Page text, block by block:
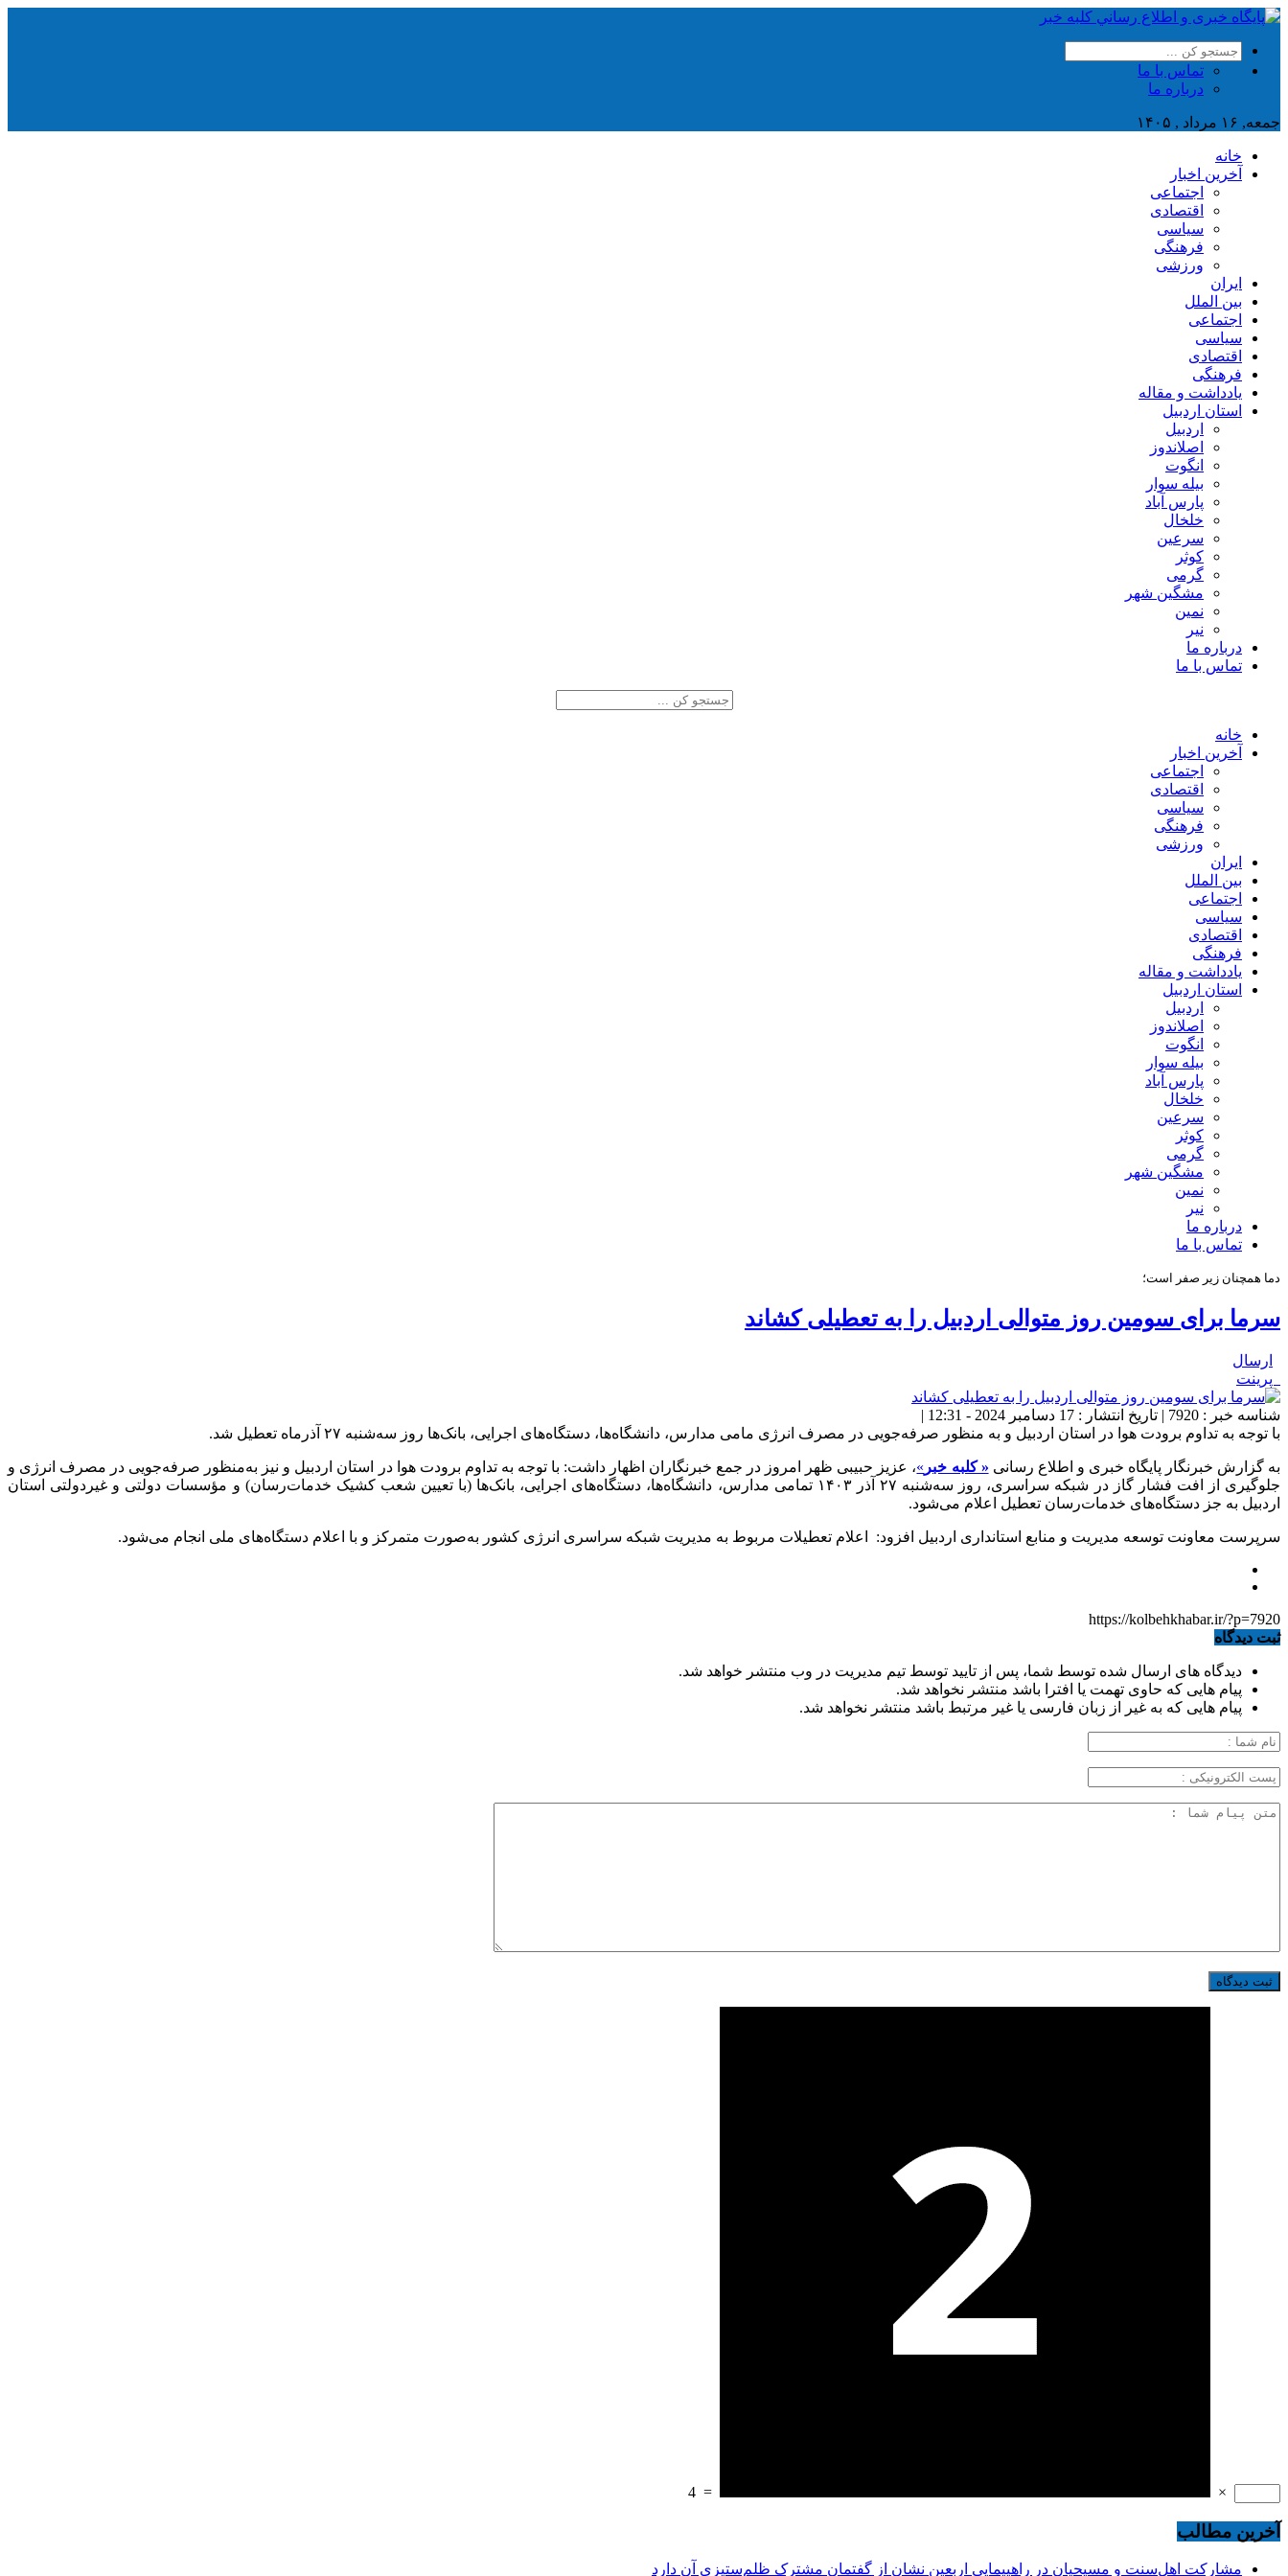
تماس با ما
درباره ما
جمعه, ۱۶ مرداد , ۱۴۰۵
خانه
آخرین اخبار
اجتماعی
اقتصادی
سیاسی
فرهنگی
ورزشی
ایران
بین الملل
اجتماعی
سیاسی
اقتصادی
فرهنگی
یادداشت و مقاله
استان اردبیل
اردبیل
اصلاندوز
انگوت
بیله سوار
پارس آباد
خلخال
سرعین
کوثر
گرمی
مشگین شهر
نمین
نیر
درباره ما
تماس با ما
خانه
آخرین اخبار
اجتماعی
اقتصادی
سیاسی
فرهنگی
ورزشی
ایران
بین الملل
اجتماعی
سیاسی
اقتصادی
فرهنگی
یادداشت و مقاله
استان اردبیل
اردبیل
اصلاندوز
انگوت
بیله سوار
پارس آباد
خلخال
سرعین
کوثر
گرمی
مشگین شهر
نمین
نیر
درباره ما
تماس با ما
دما همچنان زیر صفر است؛
سرما برای سومین روز متوالی اردبیل را به تعطیلی کشاند
ارسال
پرینت
شناسه خبر : 7920 | تاریخ انتشار : 17 دسامبر 2024 - 12:31 |
با توجه به تداوم برودت هوا در استان اردبیل و به‌ منظور صرفه‌جویی در مصرف انرژی مامی مدارس، دانشگاه‌ها، دستگاه‌های اجرایی، بانک‌ها روز سه‌شنبه ۲۷ آذرماه تعطیل شد.
به گزارش خبرنگار پایگاه خبری و اطلاع رسانی « کلبه خبر »، عزیز حبیبی ظهر امروز در جمع خبرنگاران اظهار داشت: با توجه به تداوم برودت هوا در استان اردبیل و نیز به‌منظور صرفه‌جویی در مصرف انرژی و
جلوگیری از افت فشار گاز در شبکه سراسری، روز سه‌شنبه ۲۷ آذر ۱۴۰۳ تمامی مدارس، دانشگاه‌ها، دستگاه‌های اجرایی، بانک‌ها (با تعیین شعب کشیک خدمات‌رسان) و مؤسسات دولتی و غیردولتی استان
اردبیل به جز دستگاه‌های خدمات‌رسان تعطیل اعلام می‌شود.
سرپرست معاونت توسعه مدیریت و منابع استانداری اردبیل افزود: اعلام تعطیلات مربوط به مدیریت شبکه سراسری انرژی کشور به‌صورت متمرکز و با اعلام دستگاه‌های ملی انجام می‌شود.
https://kolbehkhabar.ir/?p=7920
ثبت دیدگاه
دیدگاه های ارسال شده توسط شما، پس از تایید توسط تیم مدیریت در وب منتشر خواهد شد.
پیام هایی که حاوی تهمت یا افترا باشد منتشر نخواهد شد.
پیام هایی که به غیر از زبان فارسی یا غیر مرتبط باشد منتشر نخواهد شد.
×
=
4
آخرین مطالب
مشارکت اهل‌سنت و مسیحیان در راهپیمایی اربعین نشان از گفتمان مشترک ظلم‌ستیزی آن دارد